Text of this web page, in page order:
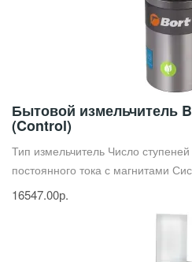
Бытовой измельчитель
(Control)
Тип измельчитель Число
постоянного тока с магнитами
16547.00р.